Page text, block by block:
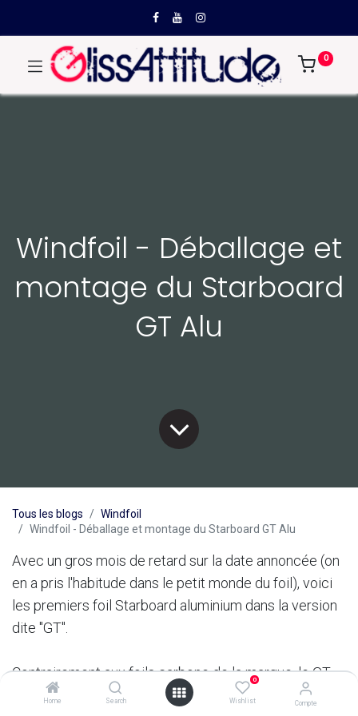
Home Search
0
Wishlist Compte
0
Windfoil - Déballage et
montage du Starboard
GT Alu
Tous les blogs
Windfoil
Windfoil - Déballage et montage du Starboard GT Alu
Avec un gros mois de retard sur la date annoncée (on
en a pris l'habitude dans le petit monde du foil), voici
les premiers foil Starboard aluminium dans la version
dite "GT".
Contrairement aux foils carbone de la marque, le GT
Alu est cette fois livré dans des emballages carton en